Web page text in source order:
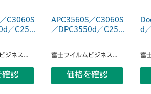
C3060S
／C25...
ジネス...
確認
APC3560S／C3060S
／DPC3550d／C25...
富士フイルムビジネス...
価格を確認
d
富